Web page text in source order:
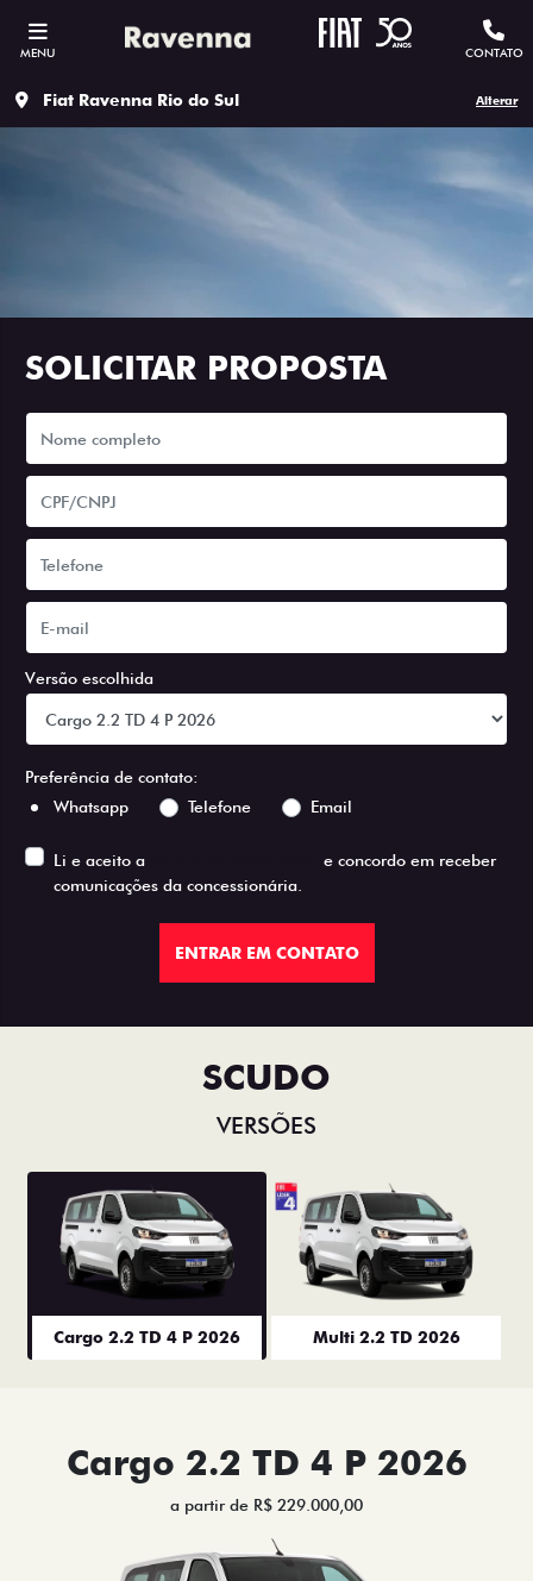
MENU CONTATO
Fiat Ravenna Rio do Sul Alterar
SOLICITAR PROPOSTA
Versão escolhida
Preferência de contato:
Whatsapp
Telefone Email
Li e aceito a
e concordo em receber
comunicações da concessionária.
ENTRAR EM CONTATO
SCUDO
VERSÕES
Cargo 2.2 TD 4 P 2026 Multi 2.2 TD 2026
Cargo 2.2 TD 4 P 2026
a partir de R$ 229.000,00